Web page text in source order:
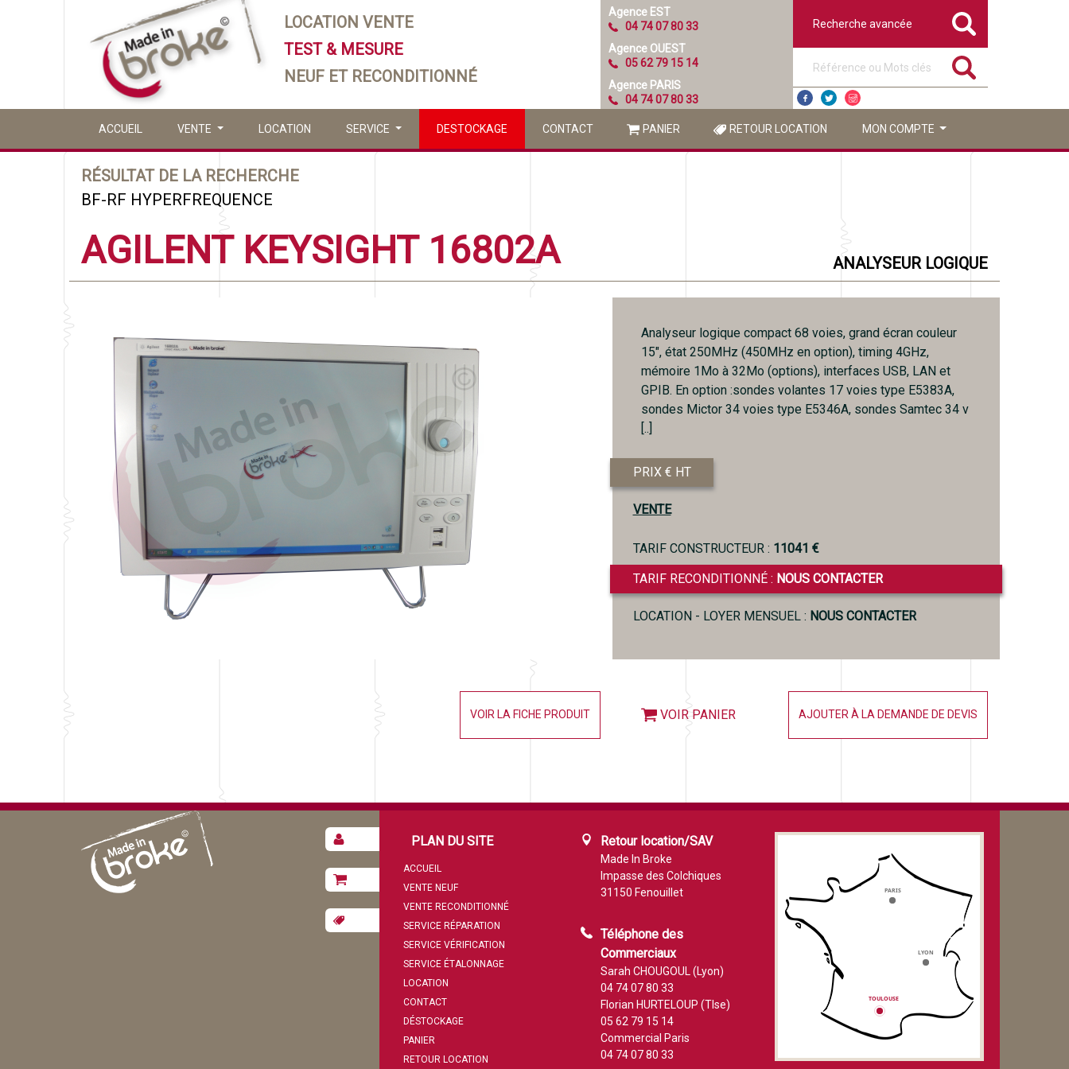
LOCATION VENTE
TEST & MESURE
NEUF ET RECONDITIONNÉ
Agence EST
04 74 07 80 33
Agence OUEST
05 62 79 15 14
Agence PARIS
04 74 07 80 33
Recherche avancée
ACCUEIL VENTE LOCATION SERVICE DESTOCKAGE CONTACT PANIER RETOUR LOCATION MON COMPTE
RÉSULTAT DE LA RECHERCHE
BF-RF HYPERFREQUENCE
AGILENT KEYSIGHT 16802A ANALYSEUR LOGIQUE
Analyseur logique compact 68 voies, grand écran couleur
15", état 250MHz (450MHz en option), timing 4GHz,
mémoire 1Mo à 32Mo (options), interfaces USB, LAN et
GPIB. En option :sondes volantes 17 voies type E5383A,
sondes Mictor 34 voies type E5346A, sondes Samtec 34 v
[..]
PRIX € HT
VENTE
TARIF CONSTRUCTEUR : 11041 €
TARIF RECONDITIONNÉ : NOUS CONTACTER
LOCATION - LOYER MENSUEL : NOUS CONTACTER
VOIR LA FICHE PRODUIT VOIR PANIER AJOUTER À LA DEMANDE DE DEVIS
PLAN DU SITE
ACCUEIL
VENTE NEUF
VENTE RECONDITIONNÉ
SERVICE RÉPARATION
SERVICE VÉRIFICATION
SERVICE ÉTALONNAGE
LOCATION
CONTACT
DÉSTOCKAGE
PANIER
RETOUR LOCATION
Retour location/SAV
Made In Broke
Impasse des Colchiques
31150 Fenouillet
Téléphone des
Commerciaux
Sarah CHOUGOUL (Lyon)
04 74 07 80 33
Florian HURTELOUP (Tlse)
05 62 79 15 14
Commercial Paris
04 74 07 80 33